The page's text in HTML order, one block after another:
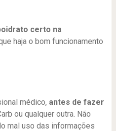
certo na
haja o bom funcionamento
médico, antes de fazer
ou qualquer outra. Não
mal uso das informações